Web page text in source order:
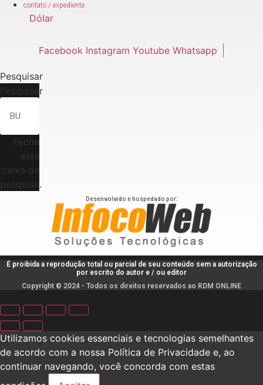
contato / expediente
Dólar
Facebook Instagram Youtube Whatsapp
Pesquisar
Pesquisar
Feche
esta
caixa de
pesquisa.
Desenvolvido e hospedado por:
É proibida a reprodução total ou parcial de seu conteúdo sem a autorização
por escrito do autor e / ou editor
Copyright © 2024 - Todos os direitos reservados ao RDM ONLINE
Utilizamos cookies essenciais e tecnologias semelhantes
de acordo com a nossa Política de Privacidade e, ao
continuar navegando, você concorda com estas